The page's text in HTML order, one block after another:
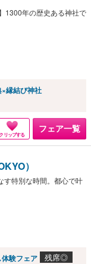
1300年の歴史ある神社で
縁結び神社
クリップする
フェア一覧
）
す特別な時間。都心で叶
験フェア 残席◎